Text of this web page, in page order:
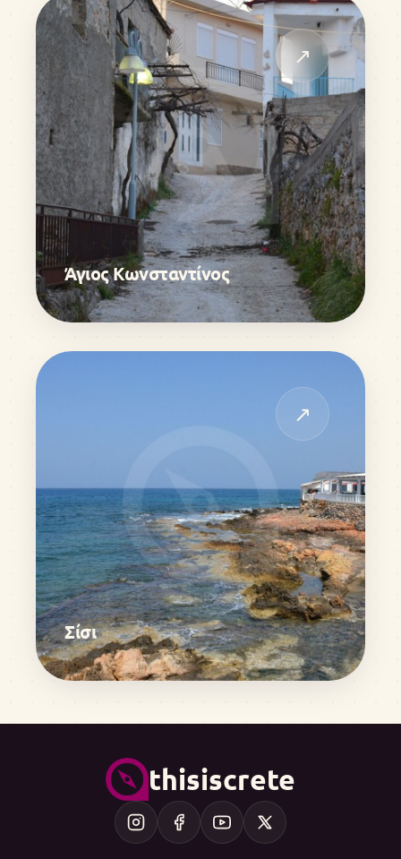
↗
Άγιος Κωνσταντίνος
↗
Σίσι
thisiscrete